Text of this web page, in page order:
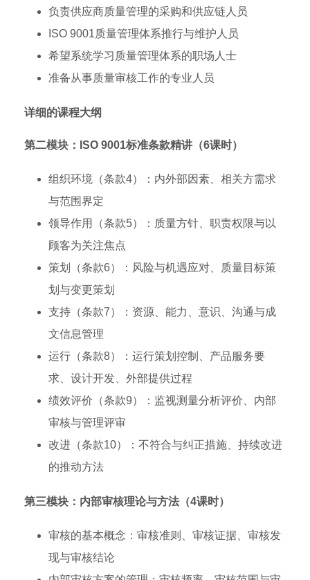
负责供应商质量管理的采购和供应链人员
ISO 9001质量管理体系推行与维护人员
希望系统学习质量管理体系的职场人士
准备从事质量审核工作的专业人员
详细的课程大纲
第二模块：ISO 9001标准条款精讲（6课时）
组织环境（条款4）：内外部因素、相关方需求
与范围界定
领导作用（条款5）：质量方针、职责权限与以
顾客为关注焦点
策划（条款6）：风险与机遇应对、质量目标策
划与变更策划
支持（条款7）：资源、能力、意识、沟通与成
文信息管理
运行（条款8）：运行策划控制、产品服务要
求、设计开发、外部提供过程
绩效评价（条款9）：监视测量分析评价、内部
审核与管理评审
改进（条款10）：不符合与纠正措施、持续改进
的推动方法
第三模块：内部审核理论与方法（4课时）
审核的基本概念：审核准则、审核证据、审核发
现与审核结论